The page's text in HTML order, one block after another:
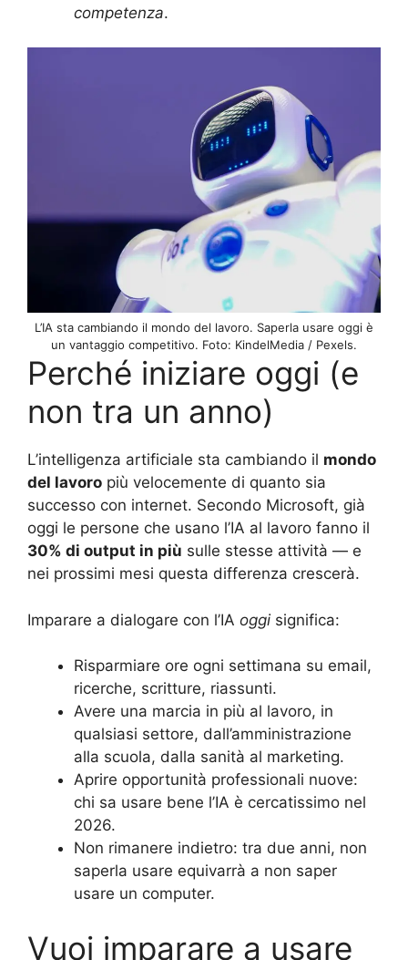
competenza.
L’IA sta cambiando il mondo del lavoro. Saperla usare oggi è
un vantaggio competitivo. Foto: KindelMedia / Pexels.
Perché iniziare oggi (e
non tra un anno)
L’intelligenza artificiale sta cambiando il mondo
del lavoro più velocemente di quanto sia
successo con internet. Secondo Microsoft, già
oggi le persone che usano l’IA al lavoro fanno il
30% di output in più sulle stesse attività — e
nei prossimi mesi questa differenza crescerà.
Imparare a dialogare con l’IA oggi significa:
Risparmiare ore ogni settimana su email,
ricerche, scritture, riassunti.
Avere una marcia in più al lavoro, in
qualsiasi settore, dall’amministrazione
alla scuola, dalla sanità al marketing.
Aprire opportunità professionali nuove:
chi sa usare bene l’IA è cercatissimo nel
2026.
Non rimanere indietro: tra due anni, non
saperla usare equivarrà a non saper
usare un computer.
Vuoi imparare a usare